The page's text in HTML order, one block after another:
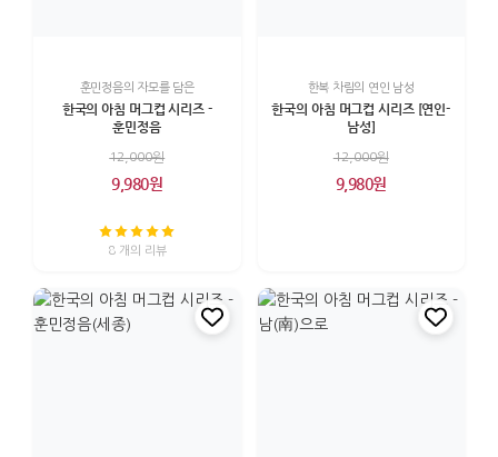
훈민정음의 자모를 담은
한국의 아침 머그컵 시리즈 -
훈민정음
12,000원
9,980원
8 개의 리뷰
한복 차림의 연인 남성
한국의 아침 머그컵 시리즈 [연인-
남성]
12,000원
9,980원